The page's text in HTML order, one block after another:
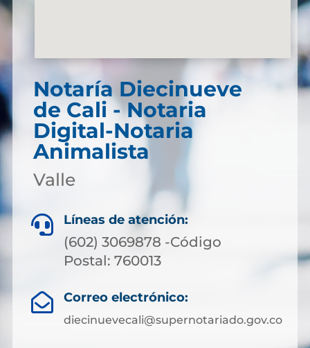
Notaría Diecinueve
de Cali - Notaria
Digital-Notaria
Animalista
Valle
 Líneas de atención:
(602) 3069878 -Código
Postal: 760013
 Correo electrónico:
diecinuevecali@supernotariado.gov.co